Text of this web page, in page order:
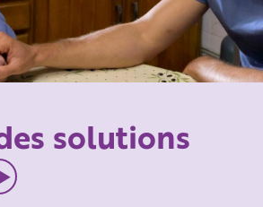
solutions